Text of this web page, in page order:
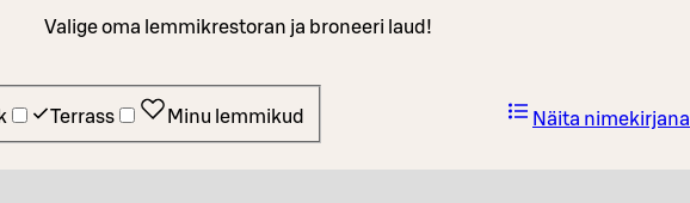
Valige oma lemmikrestoran ja broneeri laud!
Terrass Minu lemmikud Näita nimekirjana